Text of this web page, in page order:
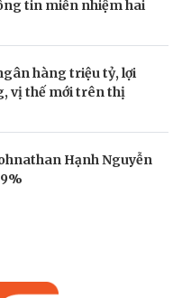
tin miễn nhiệm hai
hàng triệu tỷ, lợi
vị thế mới trên thị
Hạnh Nguyễn